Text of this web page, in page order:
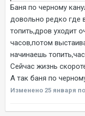
Баня по черному
довольно редко где
топить,дров уходит
часов,потом
начинаешь
Сейчас жизнь
А так баня по
Изменено 25 января